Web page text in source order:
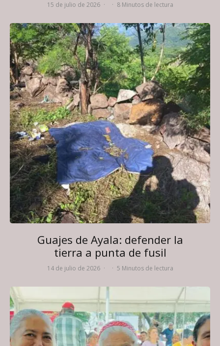
15 de julio de 2026 · · 8 Minutos de lectura
Guajes de Ayala: defender la
tierra a punta de fusil
14 de julio de 2026 · · 5 Minutos de lectura